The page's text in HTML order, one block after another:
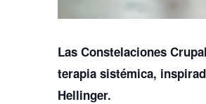
Las Constelaciones
terapia sistémica,
Hellinger.